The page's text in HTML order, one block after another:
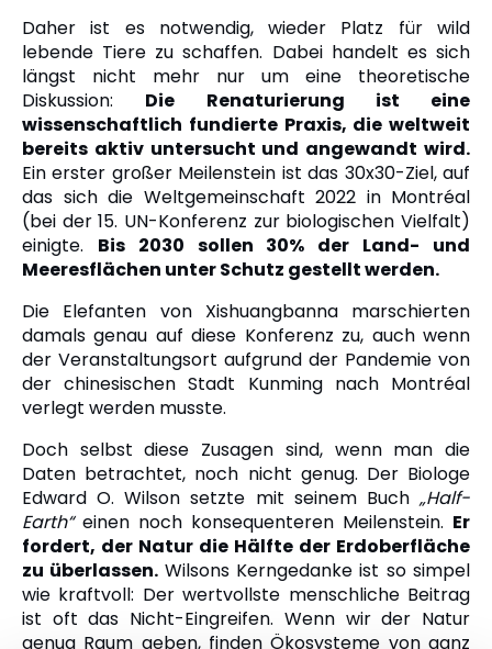
Daher ist es notwendig, wieder Platz für wild
lebende Tiere zu schaffen. Dabei handelt es sich
längst nicht mehr nur um eine theoretische
Diskussion: Die Renaturierung ist eine
wissenschaftlich fundierte Praxis, die weltweit
bereits aktiv untersucht und angewandt wird.
Ein erster großer Meilenstein ist das 30x30-Ziel, auf
das sich die Weltgemeinschaft 2022 in Montréal
(bei der 15. UN-Konferenz zur biologischen Vielfalt)
einigte. Bis 2030 sollen 30% der Land- und
Meeresflächen unter Schutz gestellt werden.
Die Elefanten von Xishuangbanna marschierten
damals genau auf diese Konferenz zu, auch wenn
der Veranstaltungsort aufgrund der Pandemie von
der chinesischen Stadt Kunming nach Montréal
verlegt werden musste.
Doch selbst diese Zusagen sind, wenn man die
Daten betrachtet, noch nicht genug. Der Biologe
Edward O. Wilson setzte mit seinem Buch „Half-
Earth“einen noch konsequenteren Meilenstein. Er
fordert, der Natur die Hälfte der Erdoberfläche
zu überlassen. Wilsons Kerngedanke ist so simpel
wie kraftvoll: Der wertvollste menschliche Beitrag
ist oft das Nicht-Eingreifen. Wenn wir der Natur
genug Raum geben, finden Ökosysteme von ganz